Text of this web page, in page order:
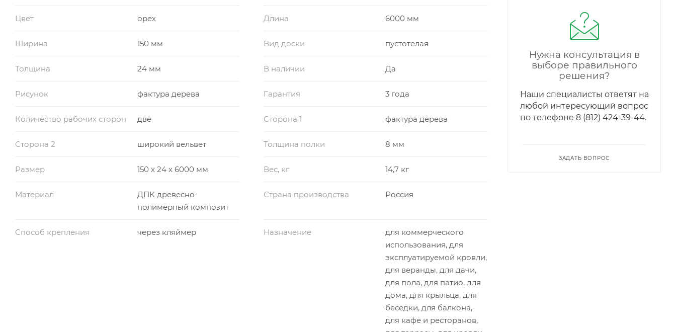
Цвет орех Длина 6000 мм
Ширина 150 мм Вид доски пустотелая
Толщина 24 мм В наличии Да
Рисунок фактура дерева Гарантия 3 года
Количество рабочих сторон две Сторона 1 фактура дерева
Сторона 2 широкий вельвет Толщина полки 8 мм
Размер 150 х 24 х 6000 мм Вес, кг 14,7 кг
Материал
ДПК древесно-
полимерный композит
Страна производства Россия
Способ крепления через кляймер Назначение
для коммерческого
использования, для
эксплуатируемой кровли,
для веранды, для дачи,
для пола, для патио, для
дома, для крыльца, для
беседки, для балкона,
для кафе и ресторанов,
Нужна консультация в
выборе правильного
решения?
Наши специалисты ответят на
любой интересующий вопрос
по телефонe 8 (812) 424-39-44.
ЗАДАТЬ ВОПРОС